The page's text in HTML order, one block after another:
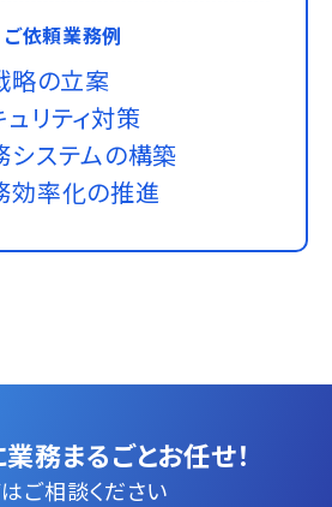
ご依頼業務例
略の立案
ュリティ対策
システムの構築
効率化の推進
務まるごとお任せ！
ご相談ください